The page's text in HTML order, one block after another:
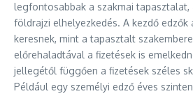
legfontosabbak a szakmai tapasztalat,
földrajzi elhelyezkedés. A kezdő
keresnek, mint a tapasztalt
előrehaladtával a fizetések is
jellegétől függően a fizetések széles
Például egy személyi edző éves